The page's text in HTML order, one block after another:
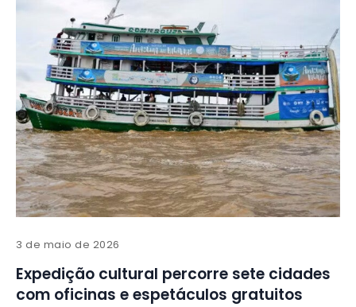
3 de maio de 2026
Expedição cultural percorre sete cidades
com oficinas e espetáculos gratuitos